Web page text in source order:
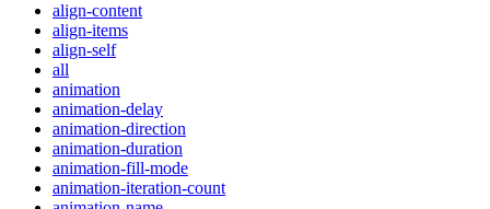
align-content
align-items
align-self
all
animation
animation-delay
animation-direction
animation-duration
animation-fill-mode
animation-iteration-count